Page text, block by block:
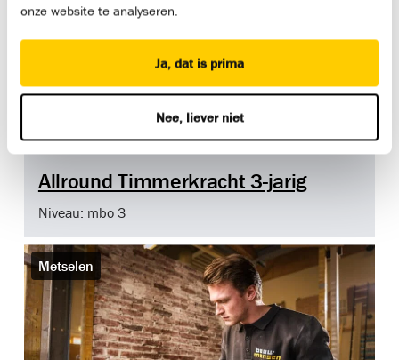
onze website te analyseren.
Ja, dat is prima
Nee, liever niet
Allround Timmerkracht 3-jarig
Niveau: mbo 3
Metselen